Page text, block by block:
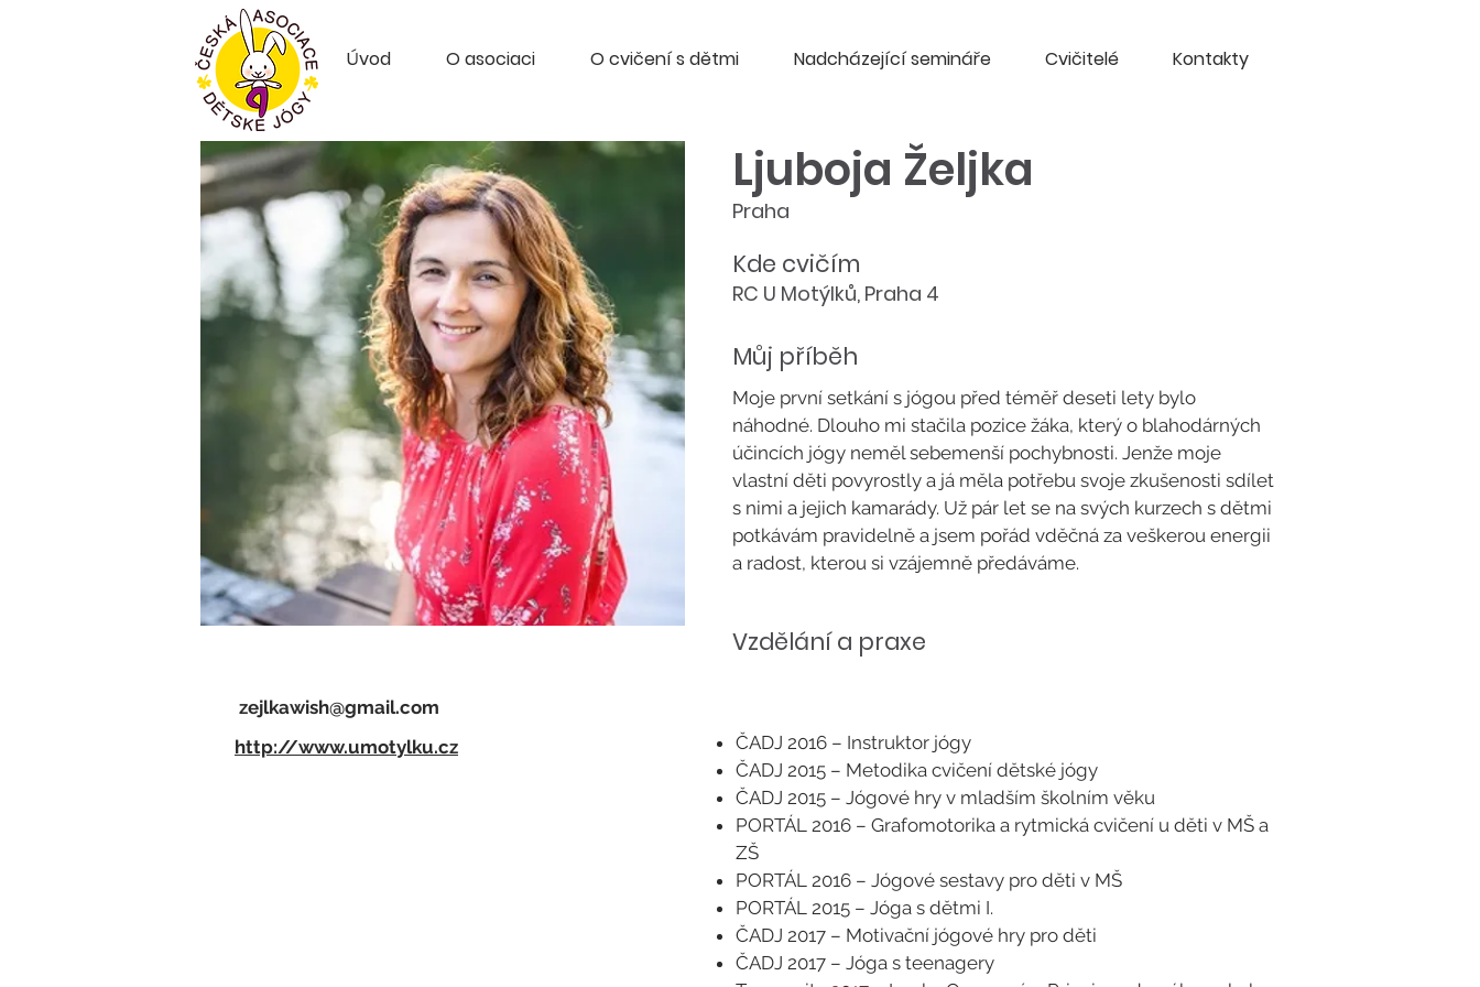
Úvod O asociaci O cvičení s dětmi Nadcházející semináře Cvičitelé Kontakty
zejlkawish@gmail.com
http://www.umotylku.cz
Ljuboja Željka
Praha
Kde cvičím
RC U Motýlků, Praha 4
Můj příběh
Moje první setkání s jógou před téměř deseti lety bylo
náhodné. Dlouho mi stačila pozice žáka, který o blahodárných
účincích jógy neměl sebemenší pochybnosti. Jenže moje
vlastní děti povyrostly a já měla potřebu svoje zkušenosti sdílet
s nimi a jejich kamarády. Už pár let se na svých kurzech s dětmi
potkávám pravidelně a jsem pořád vděčná za veškerou energii
a radost, kterou si vzájemně předáváme.
Vzdělání a praxe
ČADJ 2016 – Instruktor jógy
ČADJ 2015 – Metodika cvičení dětské jógy
ČADJ 2015 – Jógové hry v mladším školním věku
PORTÁL 2016 – Grafomotorika a rytmická cvičení u děti v MŠ a
ZŠ
PORTÁL 2016 – Jógové sestavy pro děti v MŠ
PORTÁL 2015 – Jóga s dětmi I.
ČADJ 2017 – Motivační jógové hry pro děti
ČADJ 2017 – Jóga s teenagery